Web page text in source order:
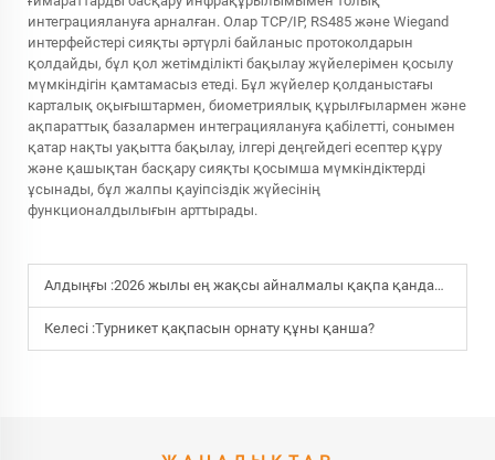
интеграциялануға арналған. Олар TCP/IP, RS485 және Wiegand
интерфейстері сияқты әртүрлі байланыс протоколдарын
қолдайды, бұл қол жетімділікті бақылау жүйелерімен қосылу
мүмкіндігін қамтамасыз етеді. Бұл жүйелер қолданыстағы
карталық оқығыштармен, биометриялық құрылғылармен және
ақпараттық базалармен интеграциялануға қабілетті, сонымен
қатар нақты уақытта бақылау, ілгері деңгейдегі есептер құру
және қашықтан басқару сияқты қосымша мүмкіндіктерді
ұсынады, бұл жалпы қауіпсіздік жүйесінің
функционалдылығын арттырады.
Алдыңғы :2026 жылы ең жақсы айналмалы қақпа қандай сипаттамаларға ие?
Келесі :Турникет қақпасын орнату құны қанша?